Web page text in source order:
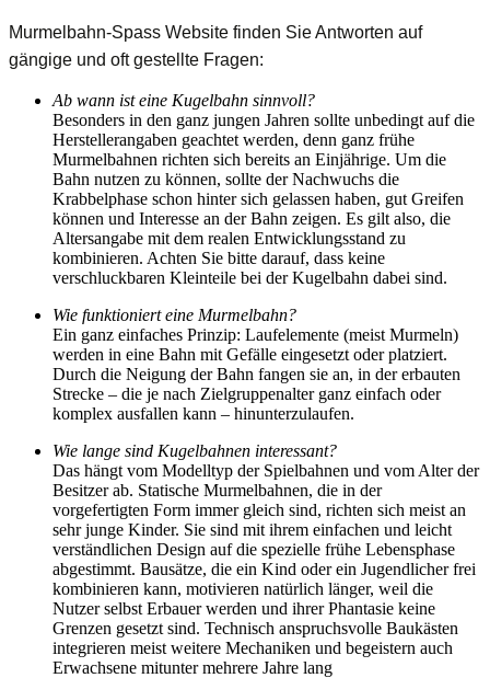
Murmelbahn-Spass Website finden Sie Antworten auf
gängige und oft gestellte Fragen:
Ab wann ist eine Kugelbahn sinnvoll?
Besonders in den ganz jungen Jahren sollte unbedingt auf die
Herstellerangaben geachtet werden, denn ganz frühe
Murmelbahnen richten sich bereits an Einjährige. Um die
Bahn nutzen zu können, sollte der Nachwuchs die
Krabbelphase schon hinter sich gelassen haben, gut Greifen
können und Interesse an der Bahn zeigen. Es gilt also, die
Altersangabe mit dem realen Entwicklungsstand zu
kombinieren. Achten Sie bitte darauf, dass keine
verschluckbaren Kleinteile bei der Kugelbahn dabei sind.
Wie funktioniert eine Murmelbahn?
Ein ganz einfaches Prinzip: Laufelemente (meist Murmeln)
werden in eine Bahn mit Gefälle eingesetzt oder platziert.
Durch die Neigung der Bahn fangen sie an, in der erbauten
Strecke – die je nach Zielgruppenalter ganz einfach oder
komplex ausfallen kann – hinunterzulaufen.
Wie lange sind Kugelbahnen interessant?
Das hängt vom Modelltyp der Spielbahnen und vom Alter der
Besitzer ab. Statische Murmelbahnen, die in der
vorgefertigten Form immer gleich sind, richten sich meist an
sehr junge Kinder. Sie sind mit ihrem einfachen und leicht
verständlichen Design auf die spezielle frühe Lebensphase
abgestimmt. Bausätze, die ein Kind oder ein Jugendlicher frei
kombinieren kann, motivieren natürlich länger, weil die
Nutzer selbst Erbauer werden und ihrer Phantasie keine
Grenzen gesetzt sind. Technisch anspruchsvolle Baukästen
integrieren meist weitere Mechaniken und begeistern auch
Erwachsene mitunter mehrere Jahre lang